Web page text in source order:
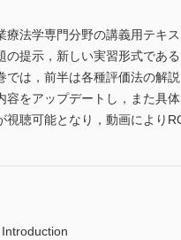
療法学専門分野の講義用テキ
の提示，新しい実習形式であ
では，前半は各種評価法の解
容をアップデートし，また具
視聴可能となり，動画により